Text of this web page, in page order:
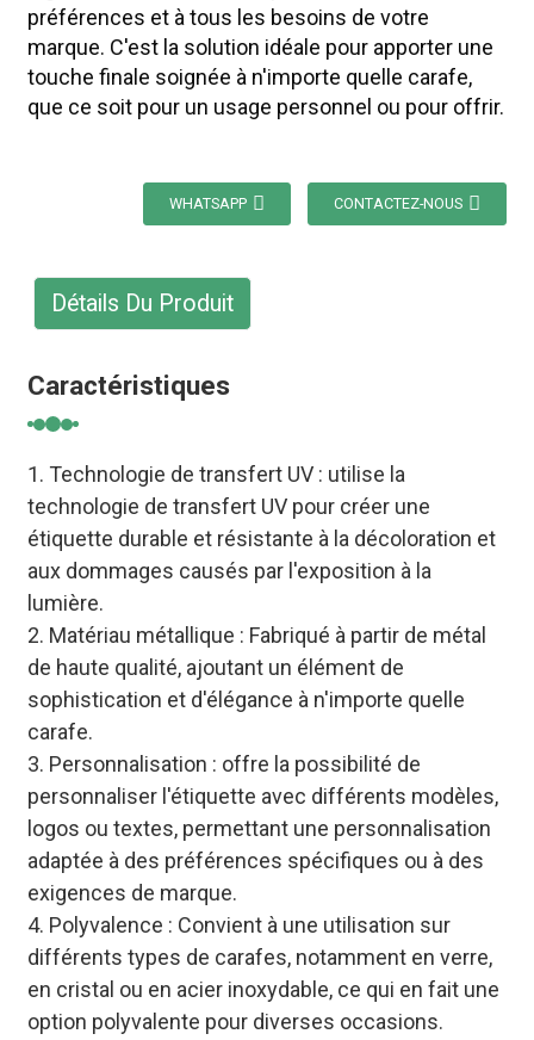
préférences et à tous les besoins de votre
marque. C'est la solution idéale pour apporter une
touche finale soignée à n'importe quelle carafe,
que ce soit pour un usage personnel ou pour offrir.
WHATSAPP CONTACTEZ-NOUS
Détails Du Produit
Caractéristiques
1. Technologie de transfert UV : utilise la
technologie de transfert UV pour créer une
étiquette durable et résistante à la décoloration et
aux dommages causés par l'exposition à la
lumière.
2. Matériau métallique : Fabriqué à partir de métal
de haute qualité, ajoutant un élément de
sophistication et d'élégance à n'importe quelle
carafe.
3. Personnalisation : offre la possibilité de
personnaliser l'étiquette avec différents modèles,
logos ou textes, permettant une personnalisation
adaptée à des préférences spécifiques ou à des
exigences de marque.
4. Polyvalence : Convient à une utilisation sur
différents types de carafes, notamment en verre,
en cristal ou en acier inoxydable, ce qui en fait une
option polyvalente pour diverses occasions.